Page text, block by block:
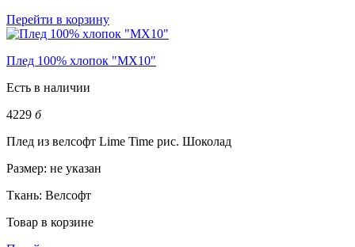
Перейти в корзину
Плед 100% хлопок "MX10"
Есть в наличии
4229 б
Плед из велсофт Lime Time рис. Шоколад
Размер: не указан
Ткань: Велсофт
Товар в корзине